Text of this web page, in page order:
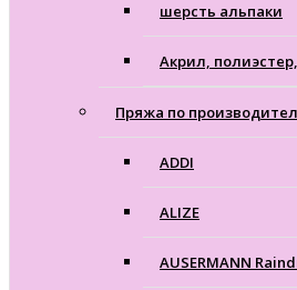
шерсть альпаки
Акрил,
Пряжа по
ADDI
ALIZE
AUSERMANN